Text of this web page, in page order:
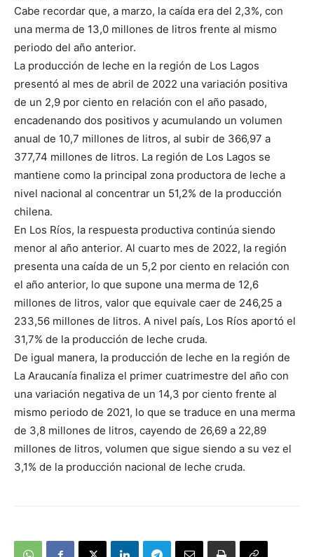
Cabe recordar que, a marzo, la caída era del 2,3%, con
una merma de 13,0 millones de litros frente al mismo
periodo del año anterior.
La producción de leche en la región de Los Lagos
presentó al mes de abril de 2022 una variación positiva
de un 2,9 por ciento en relación con el año pasado,
encadenando dos positivos y acumulando un volumen
anual de 10,7 millones de litros, al subir de 366,97 a
377,74 millones de litros. La región de Los Lagos se
mantiene como la principal zona productora de leche a
nivel nacional al concentrar un 51,2% de la producción
chilena.
En Los Ríos, la respuesta productiva continúa siendo
menor al año anterior. Al cuarto mes de 2022, la región
presenta una caída de un 5,2 por ciento en relación con
el año anterior, lo que supone una merma de 12,6
millones de litros, valor que equivale caer de 246,25 a
233,56 millones de litros. A nivel país, Los Ríos aportó el
31,7% de la producción de leche cruda.
De igual manera, la producción de leche en la región de
La Araucanía finaliza el primer cuatrimestre del año con
una variación negativa de un 14,3 por ciento frente al
mismo periodo de 2021, lo que se traduce en una merma
de 3,8 millones de litros, cayendo de 26,69 a 22,89
millones de litros, volumen que sigue siendo a su vez el
3,1% de la producción nacional de leche cruda.